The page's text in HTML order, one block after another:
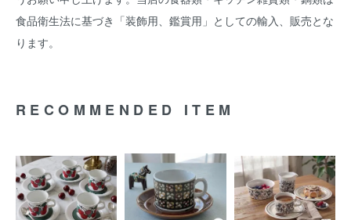
食品衛生法に基づき「装飾用、鑑賞用」としての輸入、販売とな
ります。
RECOMMENDED ITEM